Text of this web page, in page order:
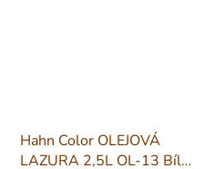
proniká do struktury...
Hahn Color OLEJOVÁ
LAZURA 2,5L OL-13 Bílá